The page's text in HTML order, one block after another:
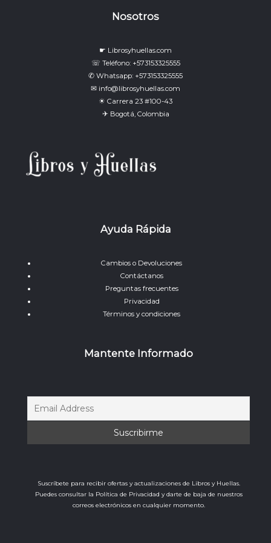
Nosotros
☛ Librosyhuellas.com
☏ Teléfono: +573153325555
✆ Whatsapp: +573153325555
✉ info@librosyhuellas.com
☀ Carrera 23 #100-43
✈ Bogotá, Colombia
Ayuda Rápida
Cambios o Devoluciones
Contáctanos
Preguntas frecuentes
Privacidad
Términos y condiciones
Mantente Informado
Suscríbete para recibir ofertas y actualizaciones de Libros y Huellas.
Puedes consultar la Política de Privacidad y darte de baja de nuestros
correos electrónicos en cualquier momento.